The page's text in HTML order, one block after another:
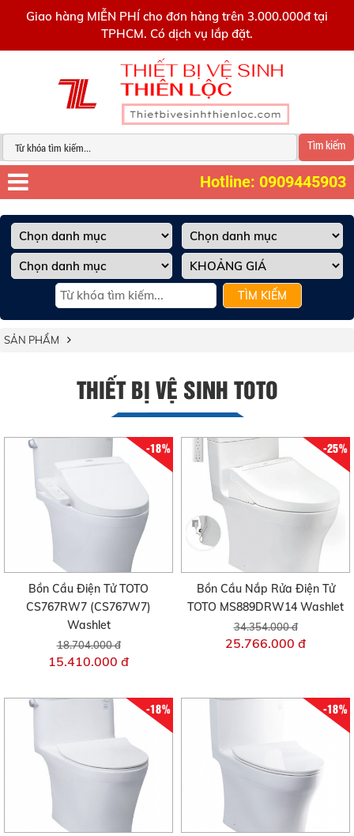
Giao hàng MIỄN PHÍ cho đơn hàng trên 3.000.000đ tại
TPHCM. Có dịch vụ lắp đặt.
Tìm kiếm
Hotline: 0909445903
TÌM KIẾM
SẢN PHẨM
THIẾT BỊ VỆ SINH TOTO
-18%
Bồn Cầu Điện Tử TOTO
CS767RW7 (CS767W7)
Washlet
18.704.000 đ
15.410.000 đ
-25%
Bồn Cầu Nắp Rửa Điện Tử
TOTO MS889DRW14 Washlet
34.354.000 đ
25.766.000 đ
-18% -18%
0909445903